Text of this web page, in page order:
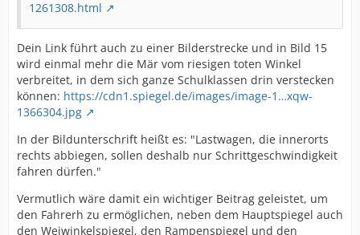
1261308.html
Dein Link führt auch zu einer Bilderstrecke und in Bild 15
wird einmal mehr die Mär vom riesigen toten Winkel
verbreitet, in dem sich ganze Schulklassen drin verstecken
können: https://cdn1.spiegel.de/images/image-1…xqw-
1366304.jpg
In der Bildunterschrift heißt es: "Lastwagen, die innerorts
rechts abbiegen, sollen deshalb nur Schrittgeschwindigkeit
fahren dürfen."
Vermutlich wäre damit ein wichtiger Beitrag geleistet, um
den Fahrerh zu ermöglichen, neben dem Hauptspiegel auch
den Weiwinkelspiegel, den Rampenspiegel und den